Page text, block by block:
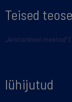
Teised
„Aristarkhovi meetod”
lühijutud